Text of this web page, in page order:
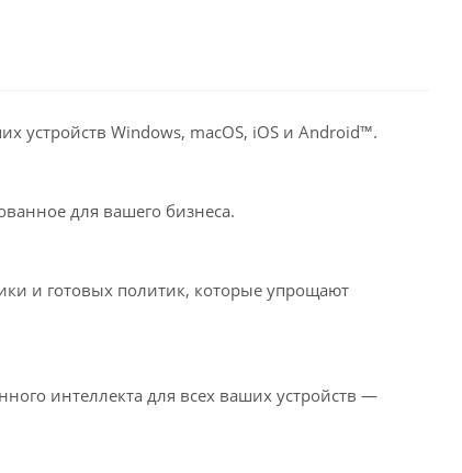
устройств Windows, macOS, iOS и Android™.
для вашего бизнеса.
и готовых политик, которые упрощают
интеллекта для всех ваших устройств —